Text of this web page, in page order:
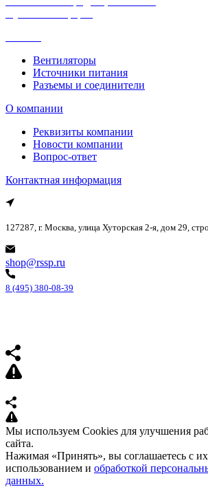
Вентиляторы
Источники питания
Разъемы и соединители
О компании
Реквизиты компании
Новости компании
Вопрос-ответ
Контактная информация
127287, г. Москва, улица Хуторская 2-я, дом 29,
shop@rssp.ru
8 (495) 380-08-39
Мы используем Cookies для улучшения
сайта.
Нажимая «Принять», вы соглашаетесь с их
использованием и обработкой
данных.